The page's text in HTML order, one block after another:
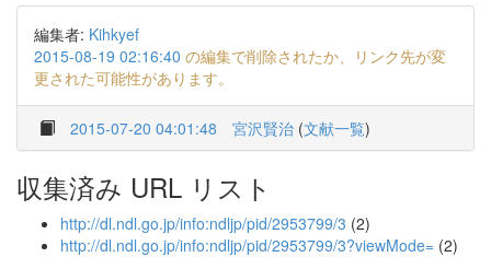
編集者: Kihkyef
2015-08-19 02:16:40 の編集で削除されたか、リンク先が変
更された可能性があります。
2015-07-20 04:01:48 宮沢賢治 (文献一覧)
収集済み URL リスト
http://dl.ndl.go.jp/info:ndljp/pid/2953799/3 (2)
http://dl.ndl.go.jp/info:ndljp/pid/2953799/3?viewMode= (2)